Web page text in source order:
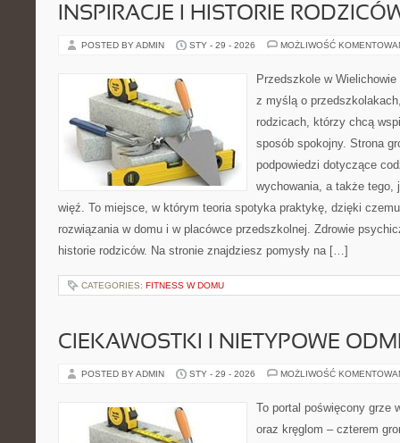
INSPIRACJE I HISTORIE
POSTED BY ADMIN STY - 29 - 2026 MOŻLIWOŚĆ
Przedszkole w
z myślą o
rodzicach, którzy chcą
sposób spokojny. Strona
podpowiedzi dotyczące
wychowania, a także tego,
więź. To miejsce, w którym teoria spotyka praktykę, dzięki
rozwiązania w domu i w placówce przedszkolnej. Zdrowie
historie rodziców. Na stronie znajdziesz pomysły na […]
CATEGORIES: FITNESS W DOMU
CIEKAWOSTKI I NIETYPOWE
POSTED BY ADMIN STY - 29 - 2026 MOŻLIWOŚĆ
To portal poświęcony grze
oraz kręglom – czterem